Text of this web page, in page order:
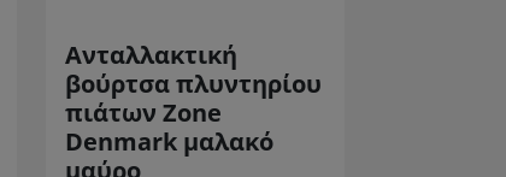
Ανταλλακτική
βούρτσα πλυντηρίου
πιάτων Zone
Denmark μαλακό
μαύρο